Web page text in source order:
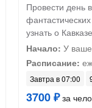
Провести день
узнать о
Начало: У
Расписание:
Завтра в 07:00
3700 ₽за